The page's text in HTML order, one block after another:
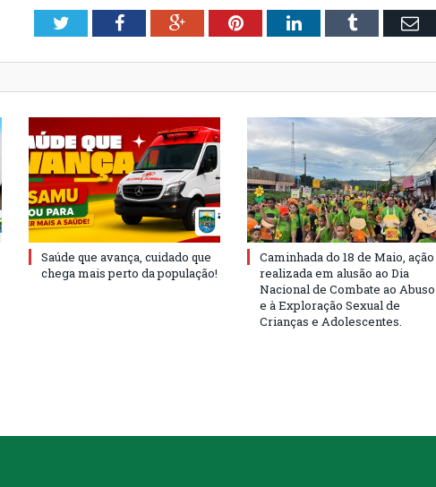
TwitterFacebookGoogle+PinterestLinkedInTumblr
Saúde que avança, cuidado que
chega mais perto da população!
Caminhada do 18 de Maio, ação
realizada em alusão ao Dia
Nacional de Combate ao Abuso
e à Exploração Sexual de
Crianças e Adolescentes.